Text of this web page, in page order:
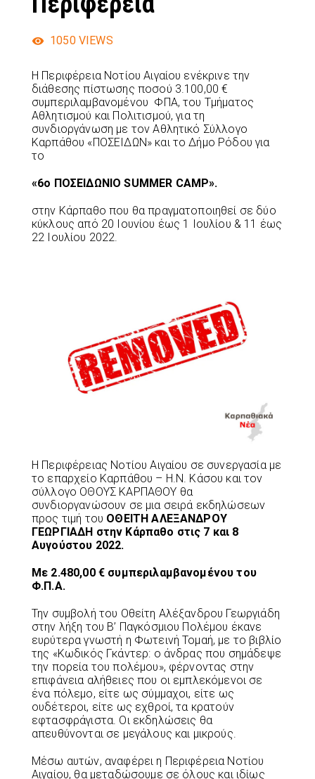
1050 VIEWS
Η Περιφέρεια Νοτίου Αιγαίου ενέκρινε την
διάθεσης πίστωσης ποσού 3.100,00 €
συμπεριλαμβανομένου ΦΠΑ, του Τμήματος
Αθλητισμού και Πολιτισμού, για τη
συνδιοργάνωση με τον Αθλητικό Σύλλογο
Καρπάθου «ΠΟΣΕΙΔΩΝ» και το Δήμο Ρόδου για
το
«6ο ΠΟΣΕΙΔΩΝΙΟ SUMMER CAMP».
στην Κάρπαθο που θα πραγματοποιηθεί σε δύο
κύκλους από 20 Ιουνίου έως 1 Ιουλίου & 11 έως
22 Ιουλίου 2022.
Η Περιφέρειας Νοτίου Αιγαίου σε συνεργασία με
το επαρχείο Καρπάθου – Η.Ν. Κάσου και τον
σύλλογο ΟΘΟΥΣ ΚΑΡΠΑΘΟΥ θα
συνδιοργανώσουν σε μια σειρά εκδηλώσεων
προς τιμή του ΟΘΕΙΤΗ ΑΛΕΞΑΝΔΡΟΥ
ΓΕΩΡΓΙΑΔΗ στην Κάρπαθο στις 7 και 8
Αυγούστου 2022.
Με 2.480,00 € συμπεριλαμβανομένου του
Φ.Π.Α.
Την συμβολή του Οθείτη Αλέξανδρου Γεωργιάδη
στην λήξη του Β’ Παγκόσμιου Πολέμου έκανε
ευρύτερα γνωστή η Φωτεινή Τομαή, με το βιβλίο
της «Κωδικός Γκάντερ: ο άνδρας που σημάδεψε
την πορεία του πολέμου», φέρνοντας στην
επιφάνεια αλήθειες που οι εμπλεκόμενοι σε
ένα πόλεμο, είτε ως σύμμαχοι, είτε ως
ουδέτεροι, είτε ως εχθροί, τα κρατούν
εφτασφράγιστα. Οι εκδηλώσεις θα
απευθύνονται σε μεγάλους και μικρούς.
Μέσω αυτών, αναφέρει η Περιφέρεια Νοτίου
Αιγαίου, θα μεταδώσουμε σε όλους και ιδίως